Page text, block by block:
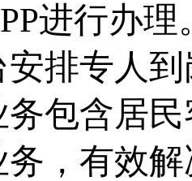
进行办
排专人
包含居
，有效